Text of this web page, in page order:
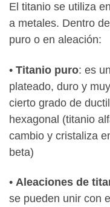
El titanio se utiliza
a metales. Dentro
puro o en aleación:
• Titanio puro: es
plateado, duro y
cierto grado de
hexagonal (titanio
cambio y cristaliza
beta)
• Aleaciones de
se pueden unir con